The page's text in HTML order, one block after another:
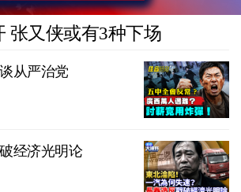
张又侠或有3种下场
从严治党
经济光明论